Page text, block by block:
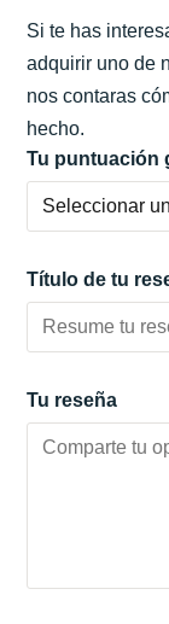
Si te has
adquirir uno de
nos contaras
hecho.
Tu puntuación
Título de tu
Tu reseña